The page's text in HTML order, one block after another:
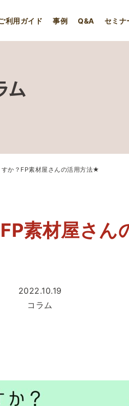
利用ガイド 事例 Q&A セミナ
ム
か？FP素材屋さんの活用方法★
素材屋さ
2022.10.19
コラム